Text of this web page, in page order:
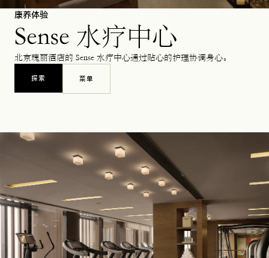
康养体验
Sense 水疗中心
北京瑰丽酒店的 Sense 水疗中心通过贴心的护理协调身心。
探索 菜单